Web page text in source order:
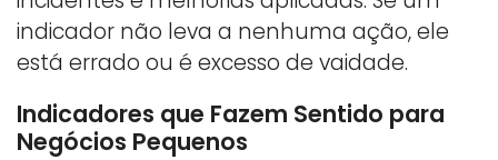
indicador não leva a nenhuma ação, ele
está errado ou é excesso de vaidade.
Indicadores que Fazem Sentido para
Negócios Pequenos